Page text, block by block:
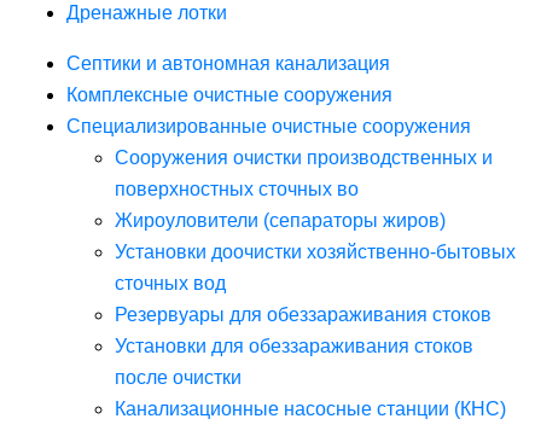
Дренажные лотки
Септики и автономная канализация
Комплексные очистные сооружения
Специализированные очистные сооружения
Сооружения очистки производственных и
поверхностных сточных во
Жироуловители (сепараторы жиров)
Установки доочистки хозяйственно-бытовых
сточных вод
Резервуары для обеззараживания стоков
Установки для обеззараживания стоков
после очистки
Канализационные насосные станции (КНС)